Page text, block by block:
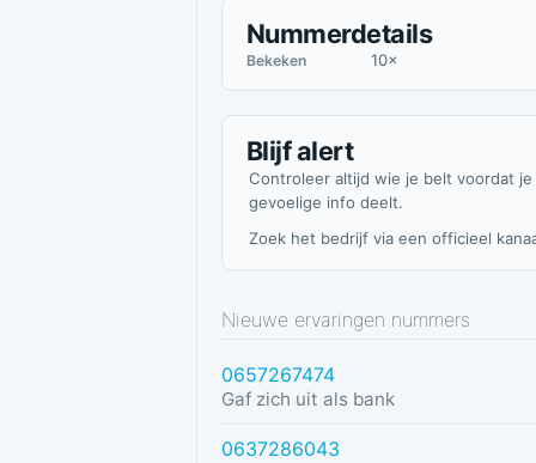
Nummerdetails
Bekeken 10×
Blijf alert
Controleer altijd wie je belt voordat je
gevoelige info deelt.
Zoek het bedrijf via een officieel
Nieuwe ervaringen nummers
0657267474
Gaf zich uit als bank
0637286043